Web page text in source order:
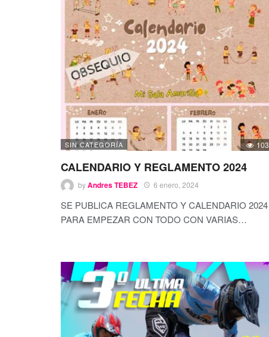
SIN CATEGORÍA 103
CALENDARIO Y REGLAMENTO 2024
byAndres TEBEZ 6 enero, 2024
SE PUBLICA REGLAMENTO Y CALENDARIO 2024
PARA EMPEZAR CON TODO CON VARIAS…